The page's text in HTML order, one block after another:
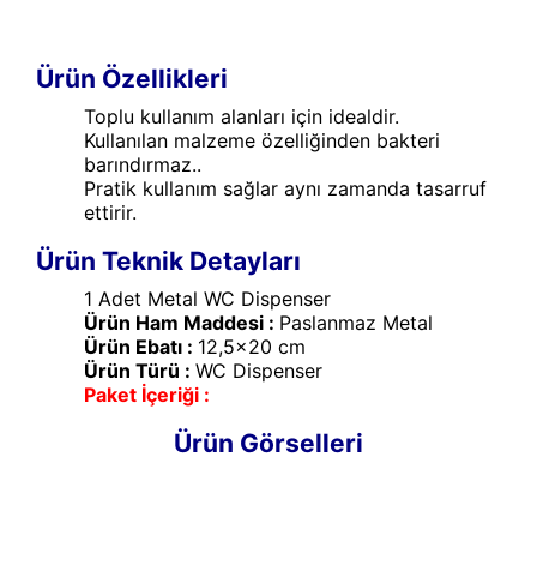
Ürün Özellikleri
Toplu kullanım alanları için idealdir.
Kullanılan malzeme özelliğinden bakteri
barındırmaz..
Pratik kullanım sağlar aynı zamanda tasarruf
ettirir.
Ürün Teknik Detayları
1 Adet Metal WC Dispenser
Ürün Ham Maddesi : Paslanmaz Metal
Ürün Ebatı : 12,5x20 cm
Ürün Türü : WC Dispenser
Paket İçeriği :
Ürün Görselleri